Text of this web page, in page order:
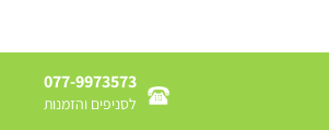
077-9973573
לסניפים והזמנות